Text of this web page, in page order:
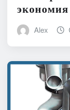
экономия
Alex